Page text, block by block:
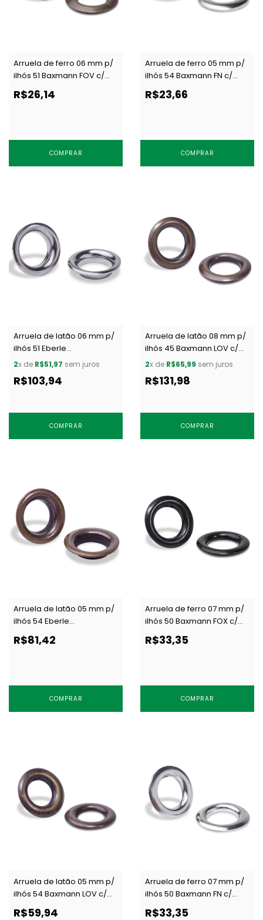
Arruela de ferro 06 mm p/
ilhós 51 Baxmann FOV c/
1000 un
R$26,14
COMPRAR
Arruela de ferro 05 mm p/
ilhós 54 Baxmann FN c/
1000 un
R$23,66
COMPRAR
Arruela de latão 06 mm p/
ilhós 51 Eberle
AR.095.060.25.L NPT c/ 1000
2x de R$51,97 sem juros
R$103,94
COMPRAR
Arruela de latão 08 mm p/
ilhós 45 Baxmann LOV c/
1000 un
2x de R$65,99 sem juros
R$131,98
COMPRAR
Arruela de latão 05 mm p/
ilhós 54 Eberle
AR.090.050.20.L OXI c/ 1000
un
R$81,42
COMPRAR
Arruela de ferro 07 mm p/
ilhós 50 Baxmann FOX c/
1000 un
R$33,35
COMPRAR
Arruela de latão 05 mm p/
ilhós 54 Baxmann LOV c/
1000 un
R$59,94
Arruela de ferro 07 mm p/
ilhós 50 Baxmann FN c/
1000 un
R$33,35